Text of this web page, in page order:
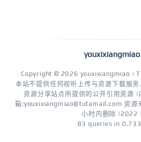
youxixiangmiao
Copyright © 2026 youxixiangmiao |
本站不提供任何视听上传与资源下载服
资源分享站点所提供的公开引用资源 |
箱:youxixiangmiao@tutamail.com 资源
小时内删除 |2022 |
83 queries in